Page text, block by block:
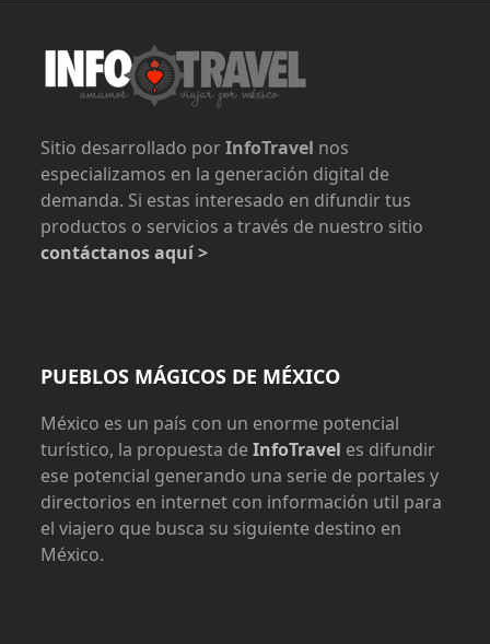
Sitio desarrollado porInfoTravel nos
especializamos en la generación digital de
demanda. Si estas interesado en difundir tus
productos o servicios a través de nuestro sitio
contáctanos aquí >
PUEBLOS MÁGICOS DE MÉXICO
México es un país con un enorme potencial
turístico, la propuesta deInfoTravel es difundir
ese potencial generando una serie de portales y
directorios en internet con información util para
el viajero que busca su siguiente destino en
México.